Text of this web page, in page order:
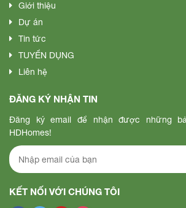
Giới thiệu
Dự án
Tin tức
TUYỂN DỤNG
Liên hệ
ĐĂNG KÝ NHẬN TIN
Đăng ký email để nhận được những
HDHomes!
KẾT NỐI VỚI CHÚNG TÔI